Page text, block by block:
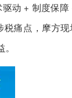
动 + 制度保
痛点，摩方